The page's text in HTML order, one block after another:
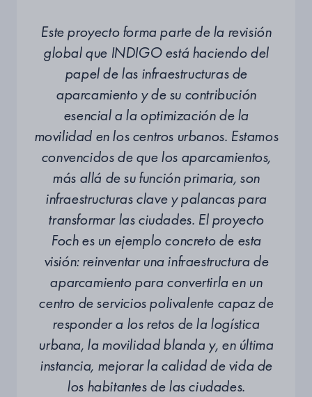
Este proyecto forma parte de la revisión
global que INDIGO está haciendo del
papel de las infraestructuras de
aparcamiento y de su contribución
esencial a la optimización de la
movilidad en los centros urbanos. Estamos
convencidos de que los aparcamientos,
más allá de su función primaria, son
infraestructuras clave y palancas para
transformar las ciudades. El proyecto
Foch es un ejemplo concreto de esta
visión: reinventar una infraestructura de
aparcamiento para convertirla en un
centro de servicios polivalente capaz de
responder a los retos de la logística
urbana, la movilidad blanda y, en última
instancia, mejorar la calidad de vida de
los habitantes de las ciudades.